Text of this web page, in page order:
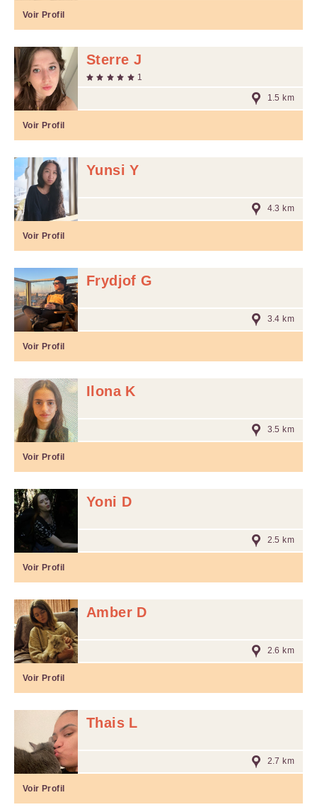
Voir Profil
Sterre J
1
1.5 km
Voir Profil
Yunsi Y
4.3 km
Voir Profil
Frydjof G
3.4 km
Voir Profil
Ilona K
3.5 km
Voir Profil
Yoni D
2.5 km
Voir Profil
Amber D
2.6 km
Voir Profil
Thais L
2.7 km
Voir Profil